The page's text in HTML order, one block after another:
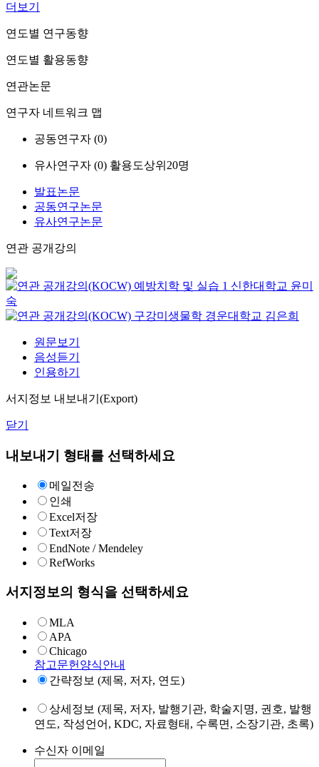
더보기
연도별 연구동향
연도별 활용동향
연관논문
연구자 네트워크 맵
공동연구자 (0)
유사연구자 (0) 활용도상위20명
발표논문
공동연구논문
유사연구논문
연관 공개강의
예방치학 및 실습 1 신한대학교 윤미
숙
구강미생물학 경운대학교 김은희
원문보기
음성듣기
인용하기
서지정보 내보내기(Export)
닫기
내보내기 형태를 선택하세요
메일전송
인쇄
Excel저장
Text저장
EndNote / Mendeley
RefWorks
서지정보의 형식을 선택하세요
MLA
APA
Chicago
참고문헌양식안내
간략정보 (제목, 저자, 연도)
상세정보 (제목, 저자, 발행기관, 학술지명, 권호, 발행
연도, 작성언어, KDC, 자료형태, 수록면, 소장기관, 초록)
수신자 이메일